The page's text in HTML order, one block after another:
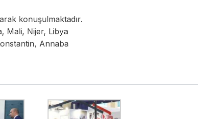
konuşulmaktadır.
Mali, Nijer, Libya
Annaba